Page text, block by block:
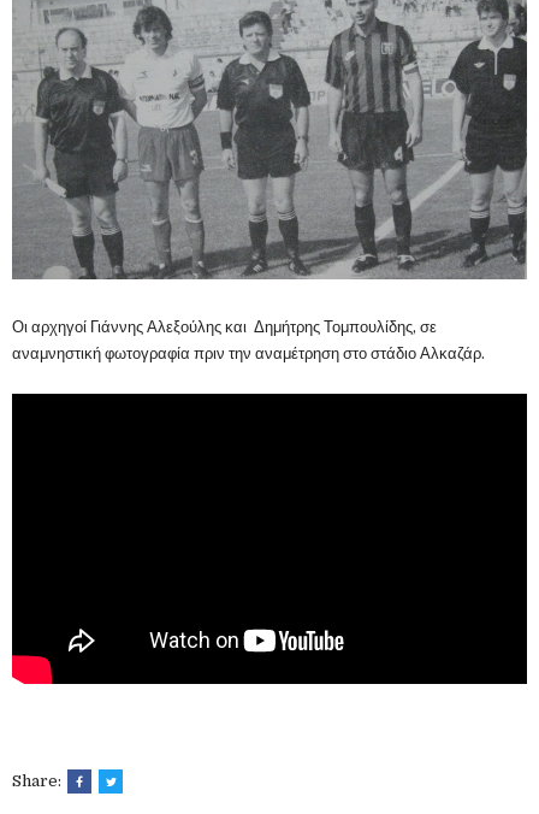
Οι αρχηγοί Γιάννης Αλεξούλης και Δημήτρης Τομπουλίδης, σε
αναμνηστική φωτογραφία πριν την αναμέτρηση στο στάδιο Αλκαζάρ.
Share: